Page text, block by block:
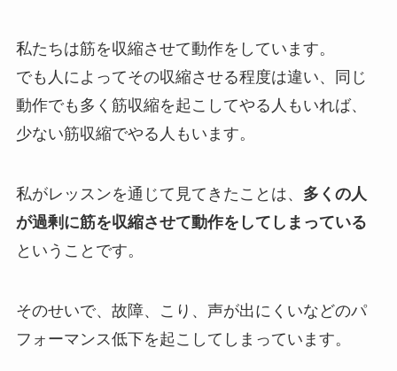
私たちは筋を収縮させて動作をしています。
でも人によってその収縮させる程度は違い、同じ
動作でも多く筋収縮を起こしてやる人もいれば、
少ない筋収縮でやる人もいます。
私がレッスンを通じて見てきたことは、 多くの人
が過剰に筋を収縮させて動作をしてしまっている
ということです。
そのせいで、故障、こり、声が出にくいなどのパ
フォーマンス低下を起こしてしまっています。